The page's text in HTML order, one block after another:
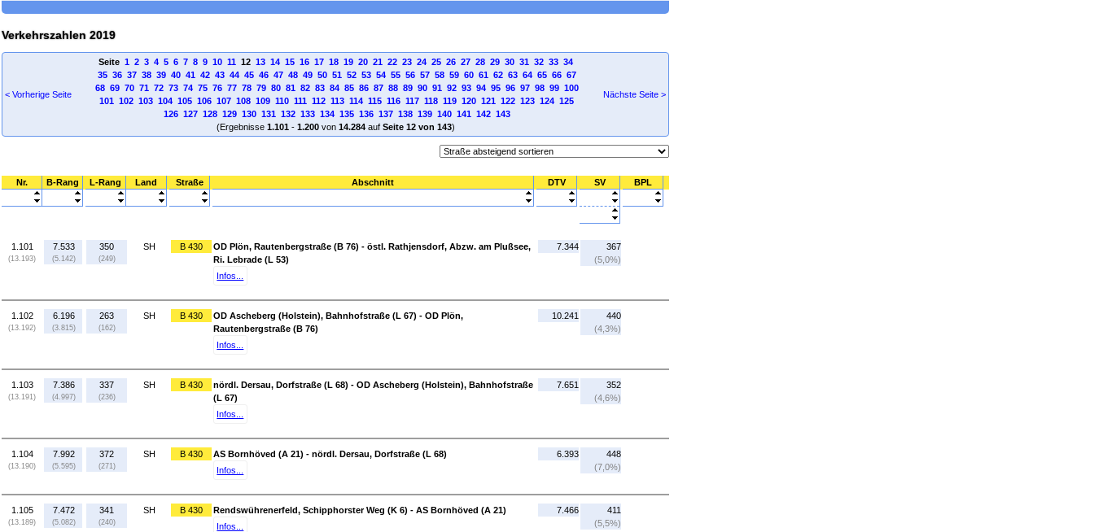
Verkehrszahlen 2019
< Vorherige Seite
Seite 1 2 3 4 5 6 7 8 9 10 1112 13 14 15 16 17 18 19 20 21 22 23 24 25 26 27 28 29 30 31 32 33 34
35 36 37 38 39 40 41 42 43 44 45 46 47 48 49 50 51 52 53 54 55 56 57 58 59 60 61 62 63 64 65 66 67
68 69 70 71 72 73 74 75 76 77 78 79 80 81 82 83 84 85 86 87 88 89 90 91 92 93 94 95 96 97 98 99 100
101 102 103 104 105 106 107 108 109 110 111 112 113 114 115 116 117 118 119 120 121 122 123 124 125
126 127 128 129 130 131 132 133 134 135 136 137 138 139 140 141 142 143
(Ergebnisse 1.101- 1.200von 14.284auf Seite 12 von 143)
Nächste Seite >
Nr. B-Rang L-Rang Land Straße Abschnitt DTV SV BPL
1.101
(13.193)
7.533
(5.142)
350
(249)
SH B 430
OD Plön, Rautenbergstraße (B 76) - östl. Rathjensdorf, Abzw. am Plußsee,
Ri. Lebrade (L 53)
Infos...
7.344
367
(5,0%)
1.102
(13.192)
6.196
(3.815)
263
(162)
SH B 430
OD Ascheberg (Holstein), Bahnhofstraße (L 67) - OD Plön,
Rautenbergstraße (B 76)
Infos...
10.241
440
(4,3%)
1.103
(13.191)
7.386
(4.997)
337
(236)
SH B 430
nördl. Dersau, Dorfstraße (L 68) - OD Ascheberg (Holstein), Bahnhofstraße
(L 67)
Infos...
7.651
352
(4,6%)
1.104
(13.190)
7.992
(5.595)
372
(271)
SH B 430
AS Bornhöved (A 21) - nördl. Dersau, Dorfstraße (L 68)
Infos...
6.393
448
(7,0%)
1.105
(13.189)
7.472
(5.082)
341
(240)
SH B 430
Rendswührenerfeld, Schipphorster Weg (K 6) - AS Bornhöved (A 21)
Infos...
7.466
411
(5,5%)